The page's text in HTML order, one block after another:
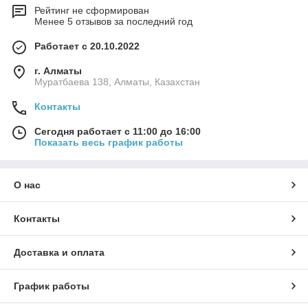
Рейтинг не сформирован
Менее 5 отзывов за последний год
Работает с 20.10.2022
г. Алматы
Муратбаева 138, Алматы, Казахстан
Контакты
Сегодня работает с 11:00 до 16:00
Показать весь график работы
О нас
Контакты
Доставка и оплата
График работы